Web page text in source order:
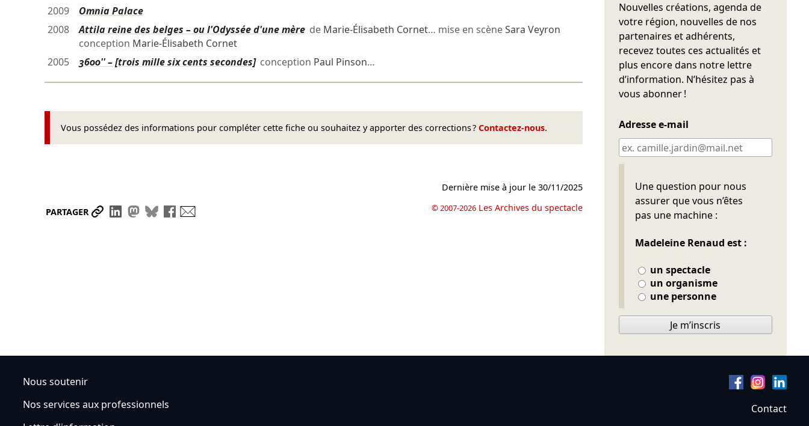
2009
Omnia Palace
2008
Attila reine des belges – ou l'Odyssée d'une mèrede Marie-Élisabeth Cornet… mise en scèneSara Veyron
conception Marie-Élisabeth Cornet
2005
3600'' – [trois mille six cents secondes]conception Paul Pinson…
Vous possédez des informations pour compléter cette fiche ou souhaitez y apporter des corrections ? Contactez-nous.
PARTAGER Partager le lien
Partager sur LinkedIn
Partager sur Mastodon
Partager sur Bluesky
Partager sur Facebook
Dernière mise à jour le30/11/2025
© 2007-2026 Les Archives du spectacle
Nouvelles créations, agenda de
votre région, nouvelles de nos
partenaires et adhérents,
recevez toutes ces actualités et
plus encore dans notre lettre
d’information. N’hésitez pas à
vous abonner !
Adresse e-mail
Une question pour nous
assurer que vous n’êtes
pas une machine :
Madeleine Renaud est :
un spectacle
un organisme
une personne
Ne pas remplir
Je m’inscris
Nous soutenir
Nos services aux professionnels
Contact